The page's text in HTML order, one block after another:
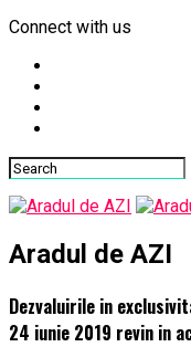
Connect with us
Aradul de AZI
Dezvaluirile in
24 iunie 2019 revin in